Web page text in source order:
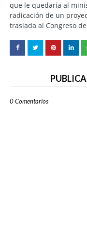
que le quedaría al
radicación de un
traslada al Congreso
0 Comentarios